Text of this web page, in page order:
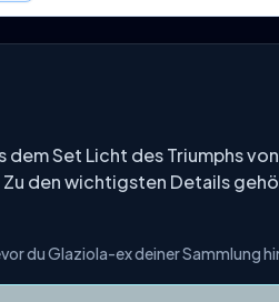
Set Licht des Triumphs
den wichtigsten Details
du Glaziola-ex deiner Sammlung